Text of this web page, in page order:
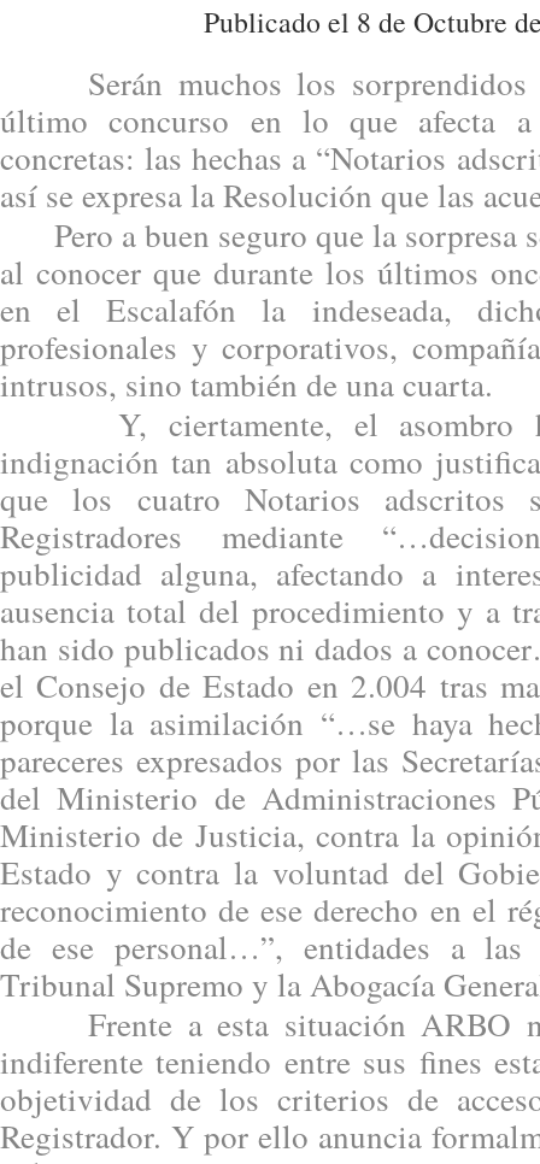
Publicado el 8 de Octubre
Serán muchos los sorprendidos
último concurso en lo que afecta a
concretas: las hechas a “Notarios
así se expresa la Resolución que las
Pero a buen seguro que la sorpresa
al conocer que durante los últimos
en el Escalafón la indeseada,
profesionales y corporativos,
intrusos, sino también de una cuarta.
Y, ciertamente, el asombro
indignación tan absoluta como
que los cuatro Notarios adscritos
Registradores mediante
publicidad alguna, afectando a
ausencia total del procedimiento y a
han sido publicados ni dados a
el Consejo de Estado en 2.004 tras
porque la asimilación “…se haya
pareceres expresados por las
del Ministerio de Administraciones
Ministerio de Justicia, contra la
Estado y contra la voluntad del
reconocimiento de ese derecho en el
de ese personal…”, entidades a
Tribunal Supremo y la Abogacía
Frente a esta situación ARBO
indiferente teniendo entre sus fines
objetividad de los criterios de
Registrador. Y por ello anuncia